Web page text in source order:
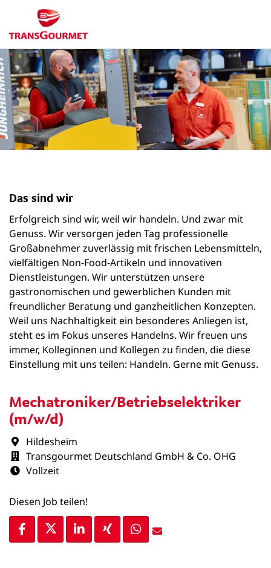
Mechatroniker/Betriebselektriker
(m/w/d)
Hildesheim
Transgourmet Deutschland GmbH & Co. OHG
Vollzeit
Diesen Job teilen!
Das sind wir
Erfolgreich sind wir, weil wir handeln. Und zwar mit
Genuss. Wir versorgen jeden Tag professionelle
Großabnehmer zuverlässig mit frischen Lebensmitteln,
vielfältigen Non-Food-Artikeln und innovativen
Dienstleistungen. Wir unterstützen unsere
gastronomischen und gewerblichen Kunden mit
freundlicher Beratung und ganzheitlichen Konzepten.
Weil uns Nachhaltigkeit ein besonderes Anliegen ist,
steht es im Fokus unseres Handelns. Wir freuen uns
immer, Kolleginnen und Kollegen zu finden, die diese
Einstellung mit uns teilen: Handeln. Gerne mit Genuss.